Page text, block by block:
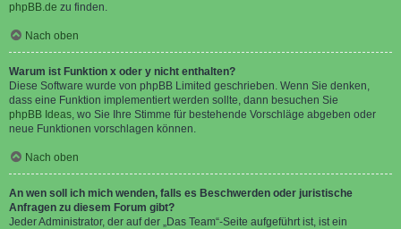
phpBB.de zu finden.
Nach oben
Warum ist Funktion x oder y nicht enthalten?
Diese Software wurde von phpBB Limited geschrieben. Wenn Sie denken,
dass eine Funktion implementiert werden sollte, dann besuchen Sie
phpBB Ideas, wo Sie Ihre Stimme für bestehende Vorschläge abgeben oder
neue Funktionen vorschlagen können.
Nach oben
An wen soll ich mich wenden, falls es Beschwerden oder juristische
Anfragen zu diesem Forum gibt?
Jeder Administrator, der auf der „Das Team“-Seite aufgeführt ist, ist ein